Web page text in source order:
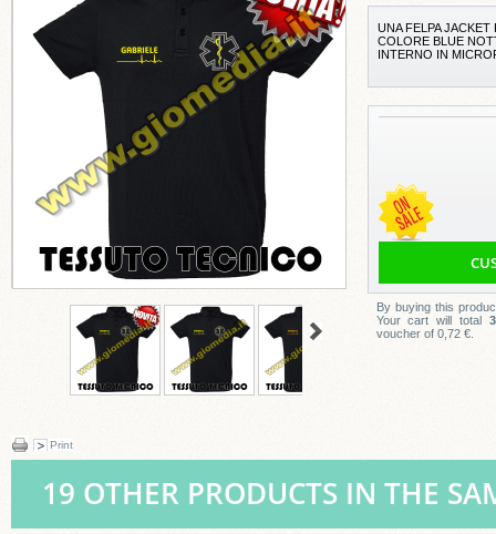
Print
UNA FELPA
COLORE BLUE
INTERNO IN
By buying this
Your cart will total
voucher of 0,72 €.
19 OTHER PRODUCTS IN THE